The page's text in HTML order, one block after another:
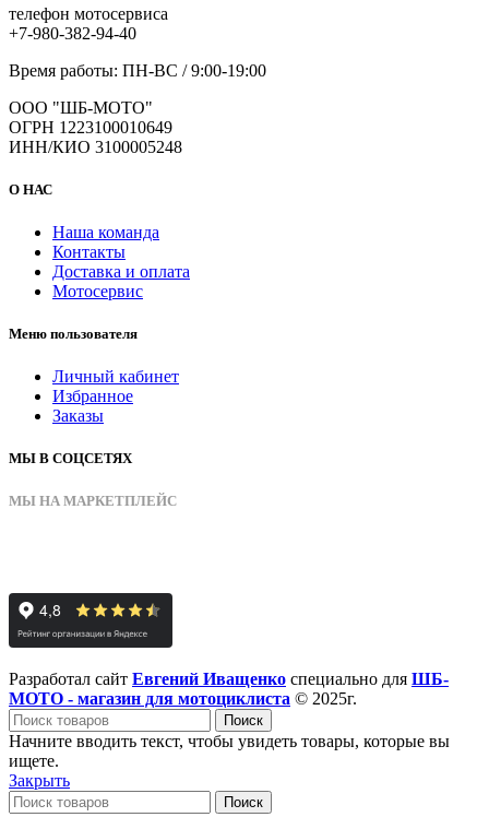
телефон мотосервиса
+7-980-382-94-40
Время работы: ПН-ВС / 9:00-19:00
ООО "ШБ-МОТО"
ОГРН 1223100010649
ИНН/КИО 3100005248
О НАС
Наша команда
Контакты
Доставка и оплата
Мотосервис
Меню пользователя
Личный кабинет
Избранное
Заказы
МЫ В СОЦСЕТЯХ
МЫ НА МАРКЕТПЛЕЙС
Разработал сайт Евгений Иващенко специально для ШБ-
МОТО - магазин для мотоциклиста © 2025г.
Поиск
Начните вводить текст, чтобы увидеть товары, которые вы
ищете.
Закрыть
Поиск